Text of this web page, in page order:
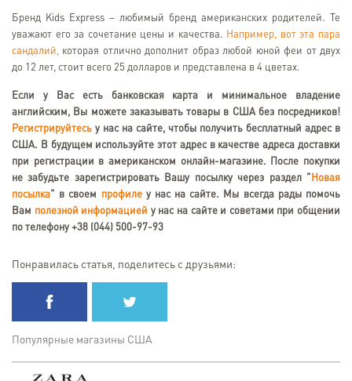
Бренд Kids Express – любимый бренд американских родителей. Те
уважают его за сочетание цены и качества. Например, вот эта пара
сандалий, которая отлично дополнит образ любой юной феи от двух
до 12 лет, стоит всего 25 долларов и представлена в 4 цветах.
Если у Вас есть банковская карта и минимальное владение
английским, Вы можете заказывать товары в США без посредников!
Регистрируйтесь у нас на сайте, чтобы получить бесплатный адрес в
США. В будущем используйте этот адрес в качестве адреса доставки
при регистрации в американском онлайн-магазине. После покупки
не забудьте зарегистрировать Вашу посылку через раздел " Новая
посылка" в своем профилеу нас на сайте. Мы всегда рады помочь
Вам полезной информацией у нас на сайте и советами при общении
по телефону +38 (044) 500-97-93
Понравилась статья, поделитесь с друзьями:
Популярные магазины США